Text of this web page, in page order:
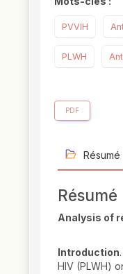
PVVIH
PLWH
PDF
Résumé
Résumé
Analysis of
Introduction
HIV (PLWH)